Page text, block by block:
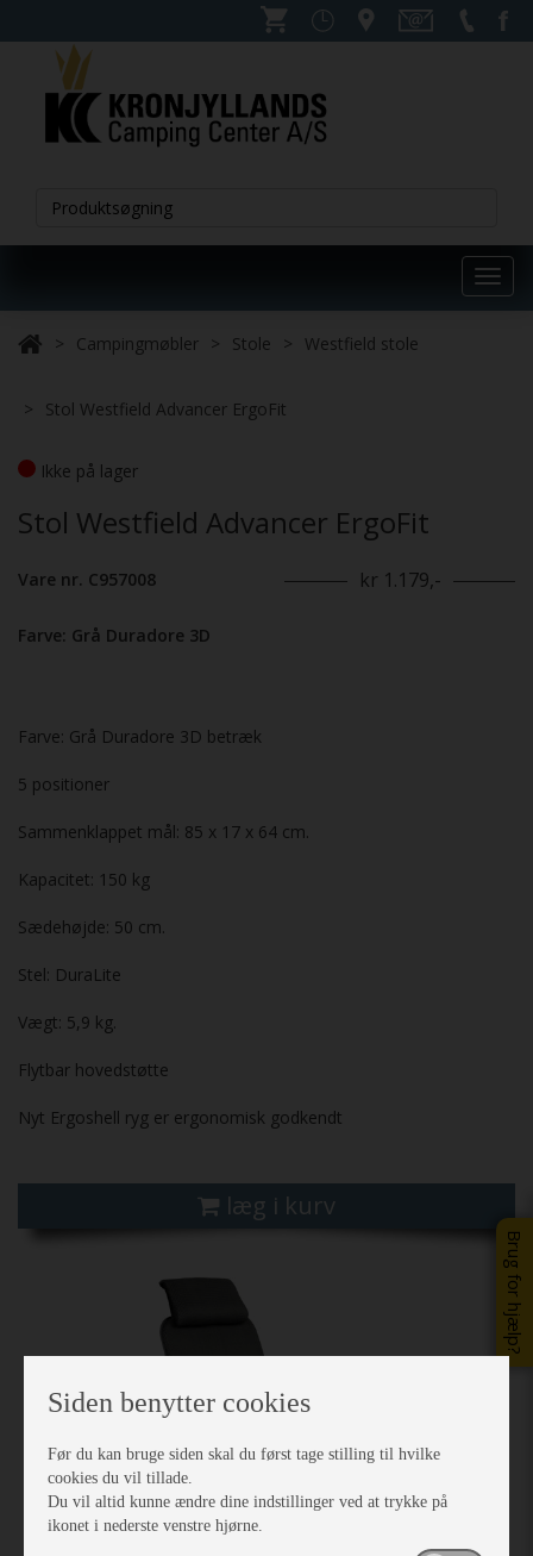
Brug for hjælp?
Campingmøbler Stole Westfield stole
Stol Westfield Advancer ErgoFit
Ikke på lager
Stol Westfield Advancer ErgoFit
Vare nr. C957008 kr 1.179,-
Farve: Grå Duradore 3D
Farve: Grå Duradore 3D betræk
5 positioner
Sammenklappet mål: 85 x 17 x 64 cm.
Kapacitet: 150 kg
Sædehøjde: 50 cm.
Stel: DuraLite
Vægt: 5,9 kg.
Flytbar hovedstøtte
Nyt Ergoshell ryg er ergonomisk godkendt
læg i kurv
Siden benytter cookies
Før du kan bruge siden skal du først tage stilling til hvilke
cookies du vil tillade.
Du vil altid kunne ændre dine indstillinger ved at trykke på
ikonet i nederste venstre hjørne.